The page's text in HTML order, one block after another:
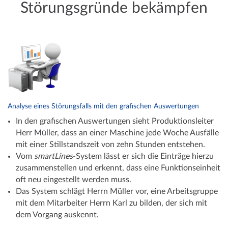
Störungsgründe bekämpfen
Analyse eines Störungsfalls mit den grafischen Auswertungen
In den grafischen Auswertungen sieht Produktionsleiter
Herr Müller, dass an einer Maschine jede Woche Ausfälle
mit einer Stillstandszeit von zehn Stunden entstehen.
Vom smartLines-System lässt er sich die Einträge hierzu
zusammenstellen und erkennt, dass eine Funktionseinheit
oft neu eingestellt werden muss.
Das System schlägt Herrn Müller vor, eine Arbeitsgruppe
mit dem Mitarbeiter Herrn Karl zu bilden, der sich mit
dem Vorgang auskennt.